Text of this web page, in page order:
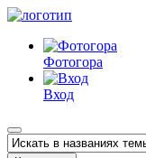
Фотогора
Вход